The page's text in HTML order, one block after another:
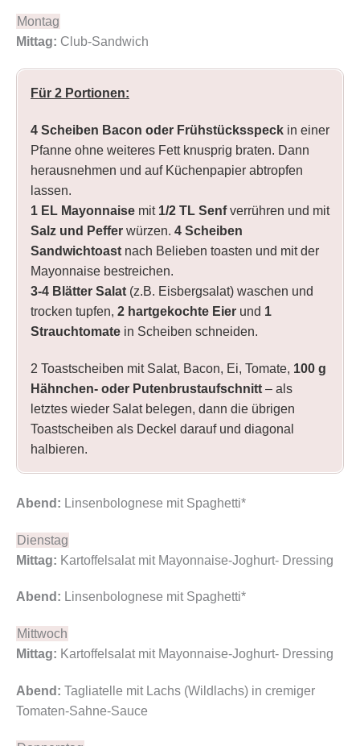
Montag
Mittag: Club-Sandwich
Für 2 Portionen:
4 Scheiben Bacon oder Frühstücksspeck in einer
Pfanne ohne weiteres Fett knusprig braten. Dann
herausnehmen und auf Küchenpapier abtropfen
lassen.
1 EL Mayonnaise mit 1/2 TL Senfverrühren und mit
Salz und Peffer würzen. 4 Scheiben
Sandwichtoast nach Belieben toasten und mit der
Mayonnaise bestreichen.
3-4 Blätter Salat (z.B. Eisbergsalat) waschen und
trocken tupfen, 2 hartgekochte Eier und 1
Strauchtomate in Scheiben schneiden.
2 Toastscheiben mit Salat, Bacon, Ei, Tomate, 100 g
Hähnchen- oder Putenbrustaufschnitt – als
letztes wieder Salat belegen, dann die übrigen
Toastscheiben als Deckel darauf und diagonal
halbieren.
Abend: Linsenbolognese mit Spaghetti*
Dienstag
Mittag: Kartoffelsalat mit Mayonnaise-Joghurt- Dressing
Abend: Linsenbolognese mit Spaghetti*
Mittwoch
Mittag: Kartoffelsalat mit Mayonnaise-Joghurt- Dressing
Abend: Tagliatelle mit Lachs (Wildlachs) in cremiger
Tomaten-Sahne-Sauce